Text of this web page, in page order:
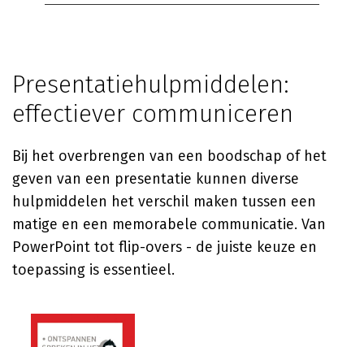
Presentatiehulpmiddelen:
effectiever communiceren
Bij het overbrengen van een boodschap of het
geven van een presentatie kunnen diverse
hulpmiddelen het verschil maken tussen een
matige en een memorabele communicatie. Van
PowerPoint tot flip-overs - de juiste keuze en
toepassing is essentieel.